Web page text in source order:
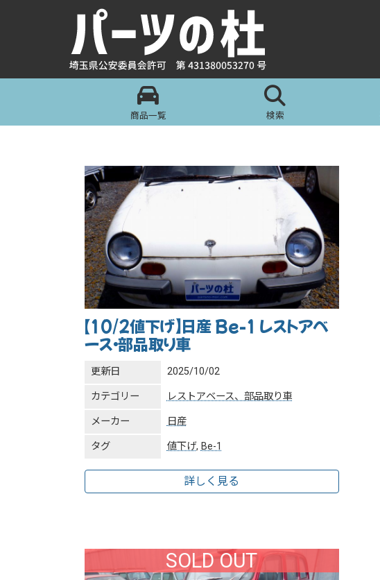
商品一覧 検索
【10/2値下げ】日産 Be-1 レストアベ
ース・部品取り車
更新日 2025/10/02
カテゴリー レストアベース、部品取り車
メーカー 日産
タグ 値下げ, Be-1
詳しく見る
SOLD OUT